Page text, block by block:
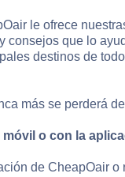
le ofrece
consejos que lo
destinos de
más se perderá
móvil o con la
de CheapOair o